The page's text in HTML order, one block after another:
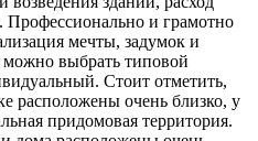
Профессионально и грамотно
мечты, задумок и
выбрать типовой
Стоит отметить,
расположены очень близко, у
придомовая территория.